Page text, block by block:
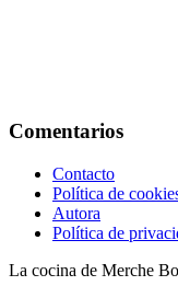
Comentarios
Contacto
Política de
Autora
Política de
La cocina de Merche